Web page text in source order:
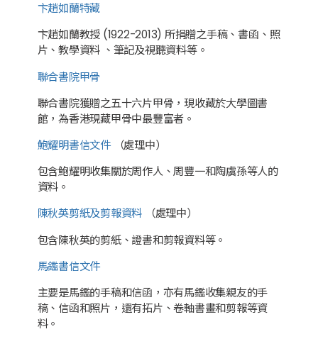
卞趙如蘭特藏
卞趙如蘭教授 (1922-2013) 所捐贈之手稿、書函、照
片、教學資料 、筆記及視聽資料等。
聯合書院甲骨
聯合書院獲贈之五十六片甲骨，現收藏於大學圖書
館，為香港現藏甲骨中最豐富者。
鮑耀明書信文件（處理中）
包含鮑耀明收集關於周作人、周豐一和陶虞孫等人的
資料。
陳秋英剪紙及剪報資料 （處理中）
包含陳秋英的剪紙、證書和剪報資料等。
馬鑑書信文件
主要是馬鑑的手稿和信函，亦有馬鑑收集親友的手
稿、信函和照片，還有拓片、卷軸書畫和剪報等資
料。